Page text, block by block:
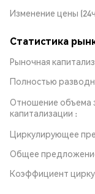
Изменение цены
Статистика
Рыночная
Полностью
Отношение объема
капитализации
Циркулирующее
Общее
Коэффициент